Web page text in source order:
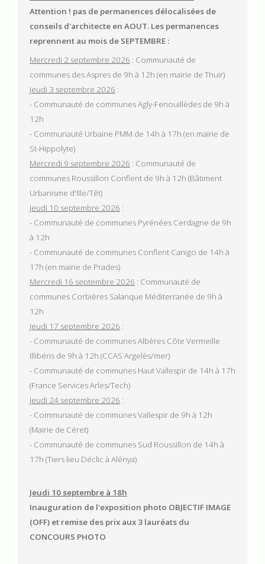
Lire la suite
Attention ! pas de permanences délocalisées de
conseils d'architecte en AOUT. Les permanences
reprennent au mois de SEPTEMBRE :
Mercredi 2 septembre 2026 : Communauté de
communes des Aspres de 9h à 12h (en mairie de Thuir)
Jeudi 3 septembre 2026 :
- Communauté de communes Agly-Fenouillèdes de 9h à
12h
- Communauté Urbaine PMM de 14h à 17h (en mairie de
St-Hippolyte)
Mercredi 9 septembre 2026 : Communauté de
communes Roussillon Conflent de 9h à 12h (Bâtiment
Urbanisme d'Ille/Têt)
Jeudi 10 septembre 2026 :
- Communauté de communes Pyrénées Cerdagne de 9h
à 12h
- Communauté de communes Conflent Canigo de 14h à
17h (en mairie de Prades)
Mercredi 16 septembre 2026 : Communauté de
communes Corbières Salanque Méditerranée de 9h à
12h
Jeudi 17 septembre 2026 :
- Communauté de communes Albères Côte Vermeille
Illibéris de 9h à 12h (CCAS Argelès/mer)
- Communauté de communes Haut Vallespir de 14h à 17h
(France Services Arles/Tech)
Jeudi 24 septembre 2026 :
- Communauté de communes Vallespir de 9h à 12h
(Mairie de Céret)
- Communauté de communes Sud Roussillon de 14h à
17h (Tiers lieu Déclic à Alénya)
Jeudi 10 septembre à 18h
Inauguration de l'exposition photo OBJECTIF IMAGE
(OFF) et remise des prix aux 3 lauréats du
CONCOURS PHOTO